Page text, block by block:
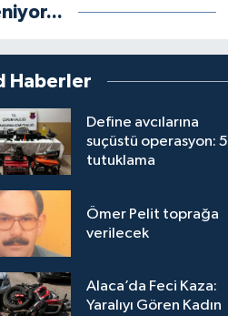
Haberler
Define avcılarına
suçüstü operasyon: 5
tutuklama
Ömer Pelit toprağa
verilecek
Alaca’da Feci Kaza:
Yaralıyı Gören Kadın